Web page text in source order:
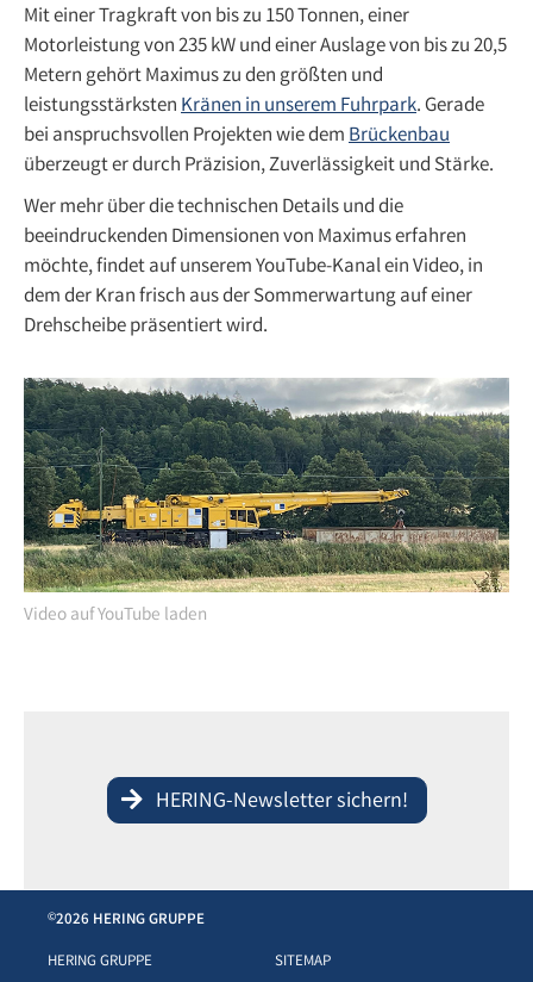
Mit einer Tragkraft von bis zu 150 Tonnen, einer
Motorleistung von 235 kW und einer Auslage von bis zu 20,5
Metern gehört Maximus zu den größten und
leistungsstärkstenKränen in unserem Fuhrpark. Gerade
bei anspruchsvollen Projekten wie demBrückenbau
überzeugt er durch Präzision, Zuverlässigkeit und Stärke.
Wer mehr über die technischen Details und die
beeindruckenden Dimensionen von Maximus erfahren
möchte, findet auf unserem YouTube-Kanal ein Video, in
dem der Kran frisch aus der Sommerwartung auf einer
Drehscheibe präsentiert wird.
Video auf YouTube laden
HERING-Newsletter sichern!
©2026 HERING GRUPPE
HERING GRUPPE
SITEMAP